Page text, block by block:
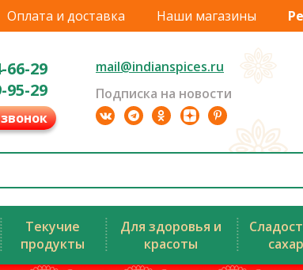
Оплата и доставка Наши магазины
66-29
95-29
mail@indianspices.ru
Подписка на новости
Текучие
продукты
Для здоровья и
красоты
сахар